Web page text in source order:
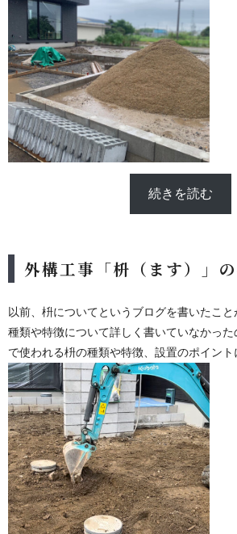
続きを読む
外構工事「枡（ます）」
以前、枡についてというブログを書いたこ
種類や特徴について詳しく書いていなかっ
で使われる枡の種類や特徴、設置のポイント
ます。